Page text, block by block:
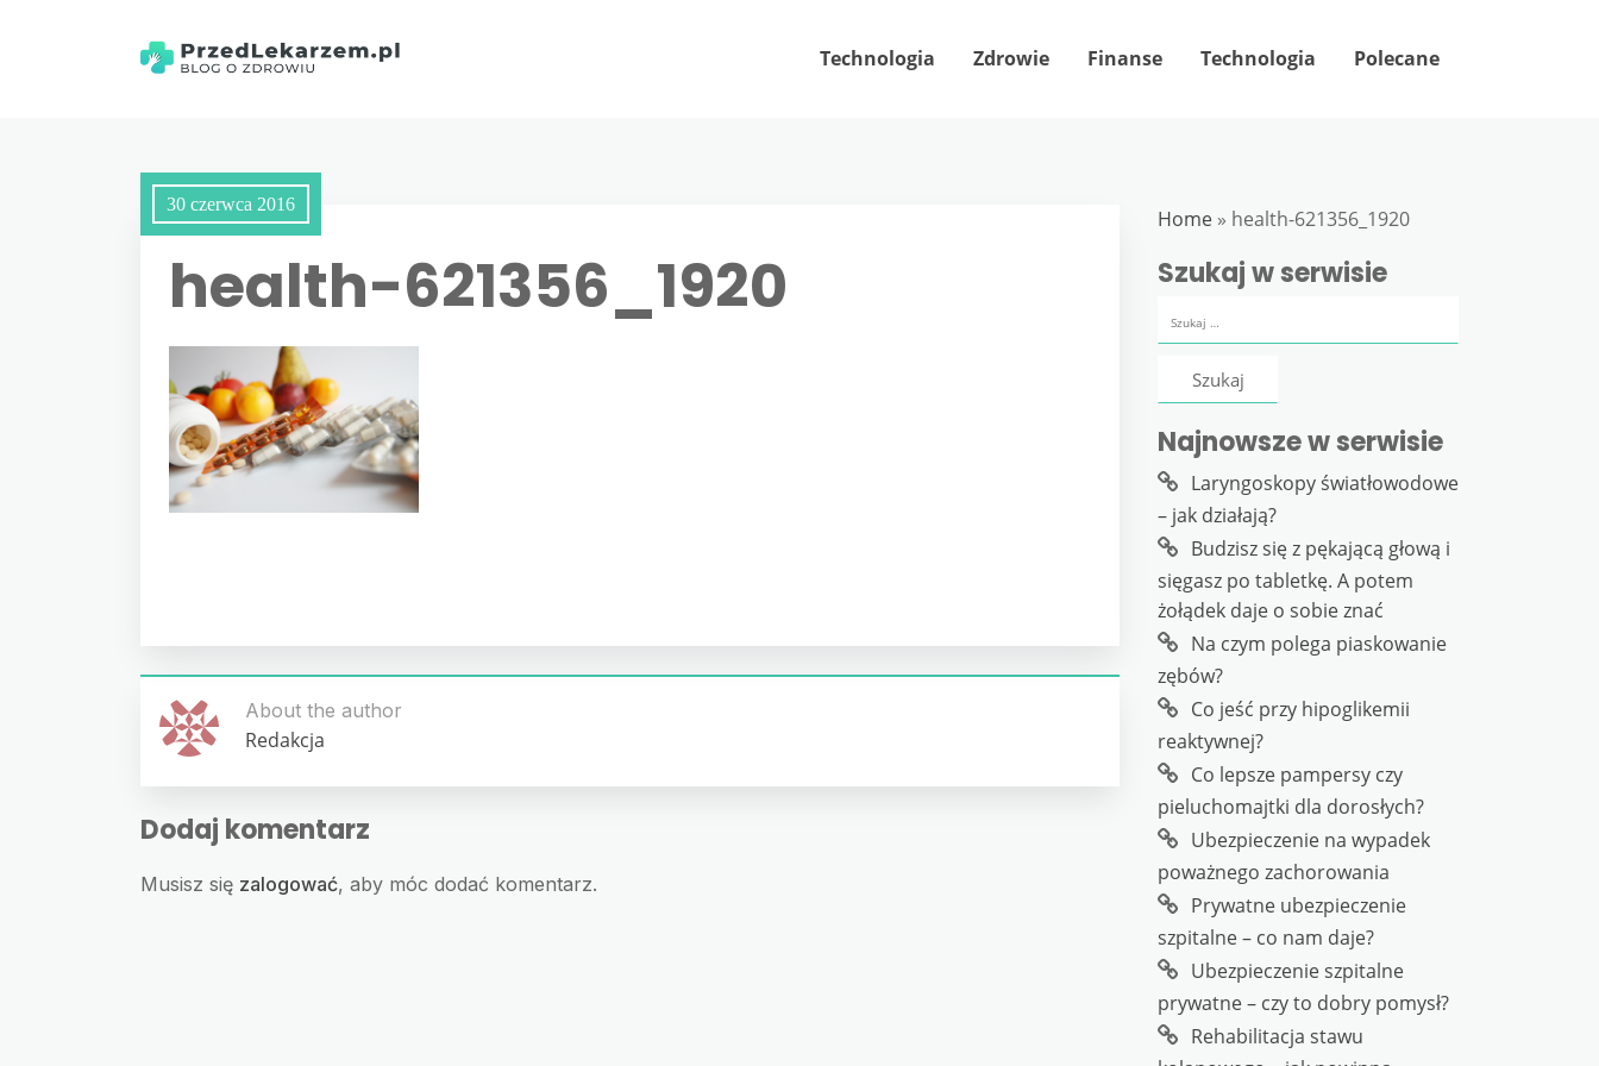
Technologia Zdrowie Finanse Technologia Polecane
30 czerwca 2016
health-621356_1920
About the author
Redakcja
Dodaj komentarz
Musisz się zalogować, aby móc dodać komentarz.
Home » health-621356_1920
Szukaj w serwisie
Najnowsze w serwisie
Laryngoskopy światłowodowe
– jak działają?
Budzisz się z pękającą głową i
sięgasz po tabletkę. A potem
żołądek daje o sobie znać
Na czym polega piaskowanie
zębów?
Co jeść przy hipoglikemii
reaktywnej?
Co lepsze pampersy czy
pieluchomajtki dla dorosłych?
Ubezpieczenie na wypadek
poważnego zachorowania
Prywatne ubezpieczenie
szpitalne – co nam daje?
Ubezpieczenie szpitalne
prywatne – czy to dobry pomysł?
Rehabilitacja stawu